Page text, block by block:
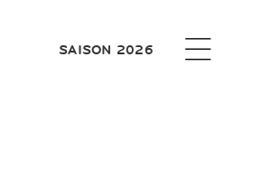
SAISON 2026